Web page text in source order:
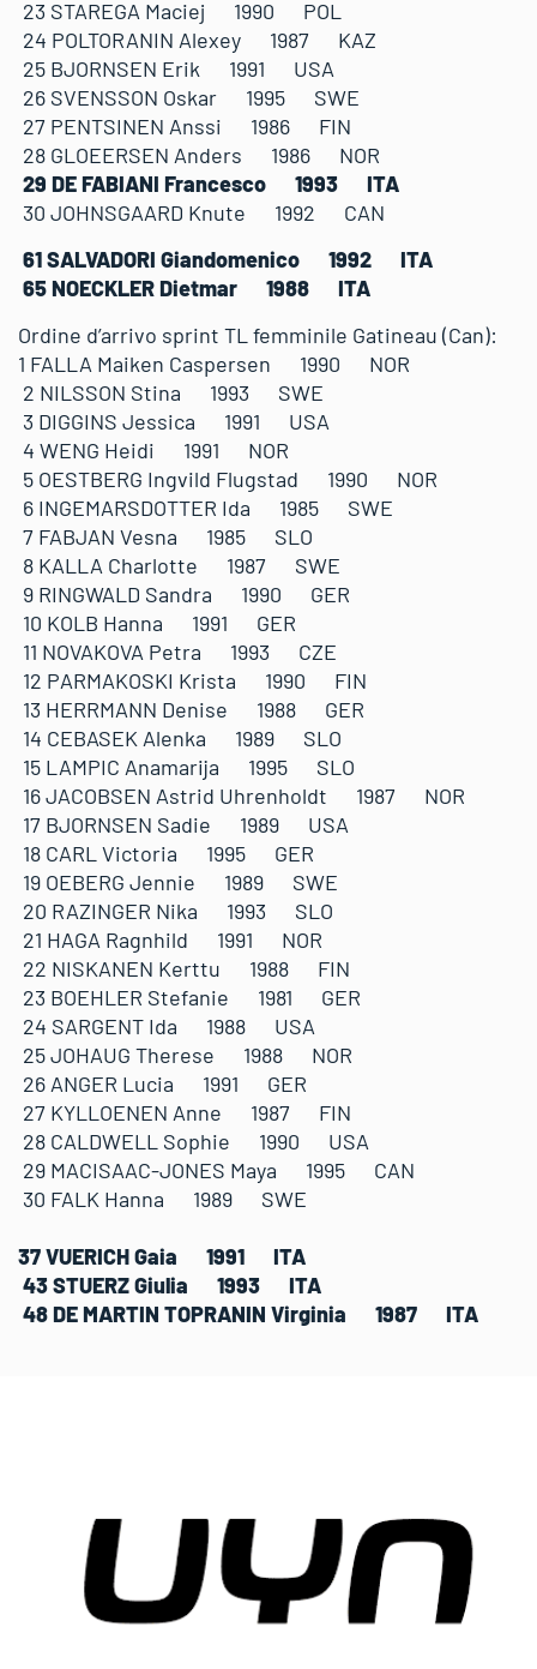
23 STAREGA Maciej 1990 POL
24 POLTORANIN Alexey 1987 KAZ
25 BJORNSEN Erik 1991 USA
26 SVENSSON Oskar 1995 SWE
27 PENTSINEN Anssi 1986 FIN
28 GLOEERSEN Anders 1986 NOR
29 DE FABIANI Francesco 1993 ITA
30 JOHNSGAARD Knute 1992 CAN
61 SALVADORI Giandomenico 1992 ITA
65 NOECKLER Dietmar 1988 ITA
Ordine d’arrivo sprint TL femminile Gatineau (Can):
1 FALLA Maiken Caspersen 1990 NOR
2 NILSSON Stina 1993 SWE
3 DIGGINS Jessica 1991 USA
4 WENG Heidi 1991 NOR
5 OESTBERG Ingvild Flugstad 1990 NOR
6 INGEMARSDOTTER Ida 1985 SWE
7 FABJAN Vesna 1985 SLO
8 KALLA Charlotte 1987 SWE
9 RINGWALD Sandra 1990 GER
10 KOLB Hanna 1991 GER
11 NOVAKOVA Petra 1993 CZE
12 PARMAKOSKI Krista 1990 FIN
13 HERRMANN Denise 1988 GER
14 CEBASEK Alenka 1989 SLO
15 LAMPIC Anamarija 1995 SLO
16 JACOBSEN Astrid Uhrenholdt 1987 NOR
17 BJORNSEN Sadie 1989 USA
18 CARL Victoria 1995 GER
19 OEBERG Jennie 1989 SWE
20 RAZINGER Nika 1993 SLO
21 HAGA Ragnhild 1991 NOR
22 NISKANEN Kerttu 1988 FIN
23 BOEHLER Stefanie 1981 GER
24 SARGENT Ida 1988 USA
25 JOHAUG Therese 1988 NOR
26 ANGER Lucia 1991 GER
27 KYLLOENEN Anne 1987 FIN
28 CALDWELL Sophie 1990 USA
29 MACISAAC-JONES Maya 1995 CAN
30 FALK Hanna 1989 SWE
37 VUERICH Gaia 1991 ITA
43 STUERZ Giulia 1993 ITA
48 DE MARTIN TOPRANIN Virginia 1987 ITA